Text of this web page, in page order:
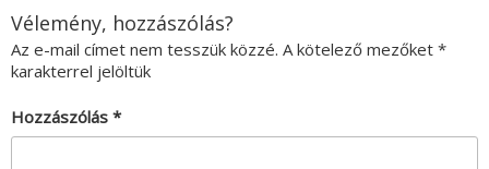
Vélemény, hozzászólás?
Az e-mail címet nem tesszük közzé. A kötelező mezőket *
karakterrel jelöltük
Hozzászólás *